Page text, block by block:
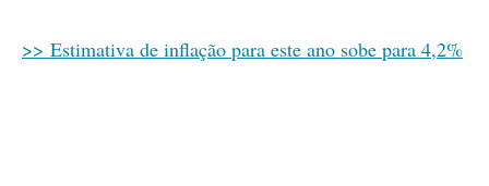
>> Estimativa de inflação para este ano sobe para 4,2%